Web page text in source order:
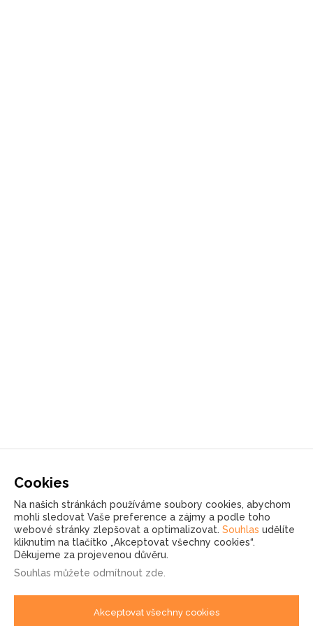
Cookies
Na našich stránkách používáme soubory cookies, abychom
mohli sledovat Vaše preference a zájmy a podle toho
webové stránky zlepšovat a optimalizovat. Souhlas udělíte
kliknutím na tlačítko „Akceptovat všechny cookies“.
Děkujeme za projevenou důvěru.
Souhlas můžete odmítnout zde
Akceptovat všechny cookies